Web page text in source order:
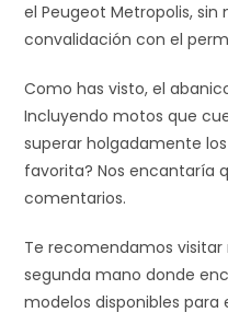
el Peugeot Metropolis, sin
convalidación con el
Como has visto, el
Incluyendo motos que
superar holgadamente
favorita? Nos encantaría
comentarios.
Te recomendamos
segunda mano donde
modelos disponibles para